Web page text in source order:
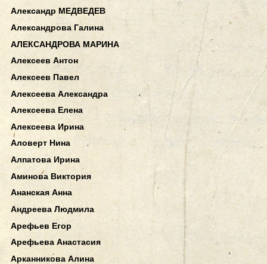
Александр МЕДВЕДЕВ
Александрова Галина
АЛЕКСАНДРОВА МАРИНА
Алексеев Антон
Алексеев Павел
Алексеева Александра
Алексеева Елена
Алексеева Ирина
Аловерт Нина
Алпатова Ирина
Аминова Виктория
Ананская Анна
Андреева Людмила
Арефьев Егор
Арефьева Анастасия
Арканникова Алина